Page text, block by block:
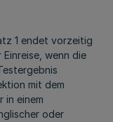
1 endet vorzeitig
wenn die
mit dem
in einem
oder